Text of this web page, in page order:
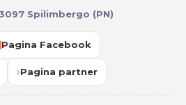
Spilimbergo (PN)
Pagina Facebook
Pagina partner